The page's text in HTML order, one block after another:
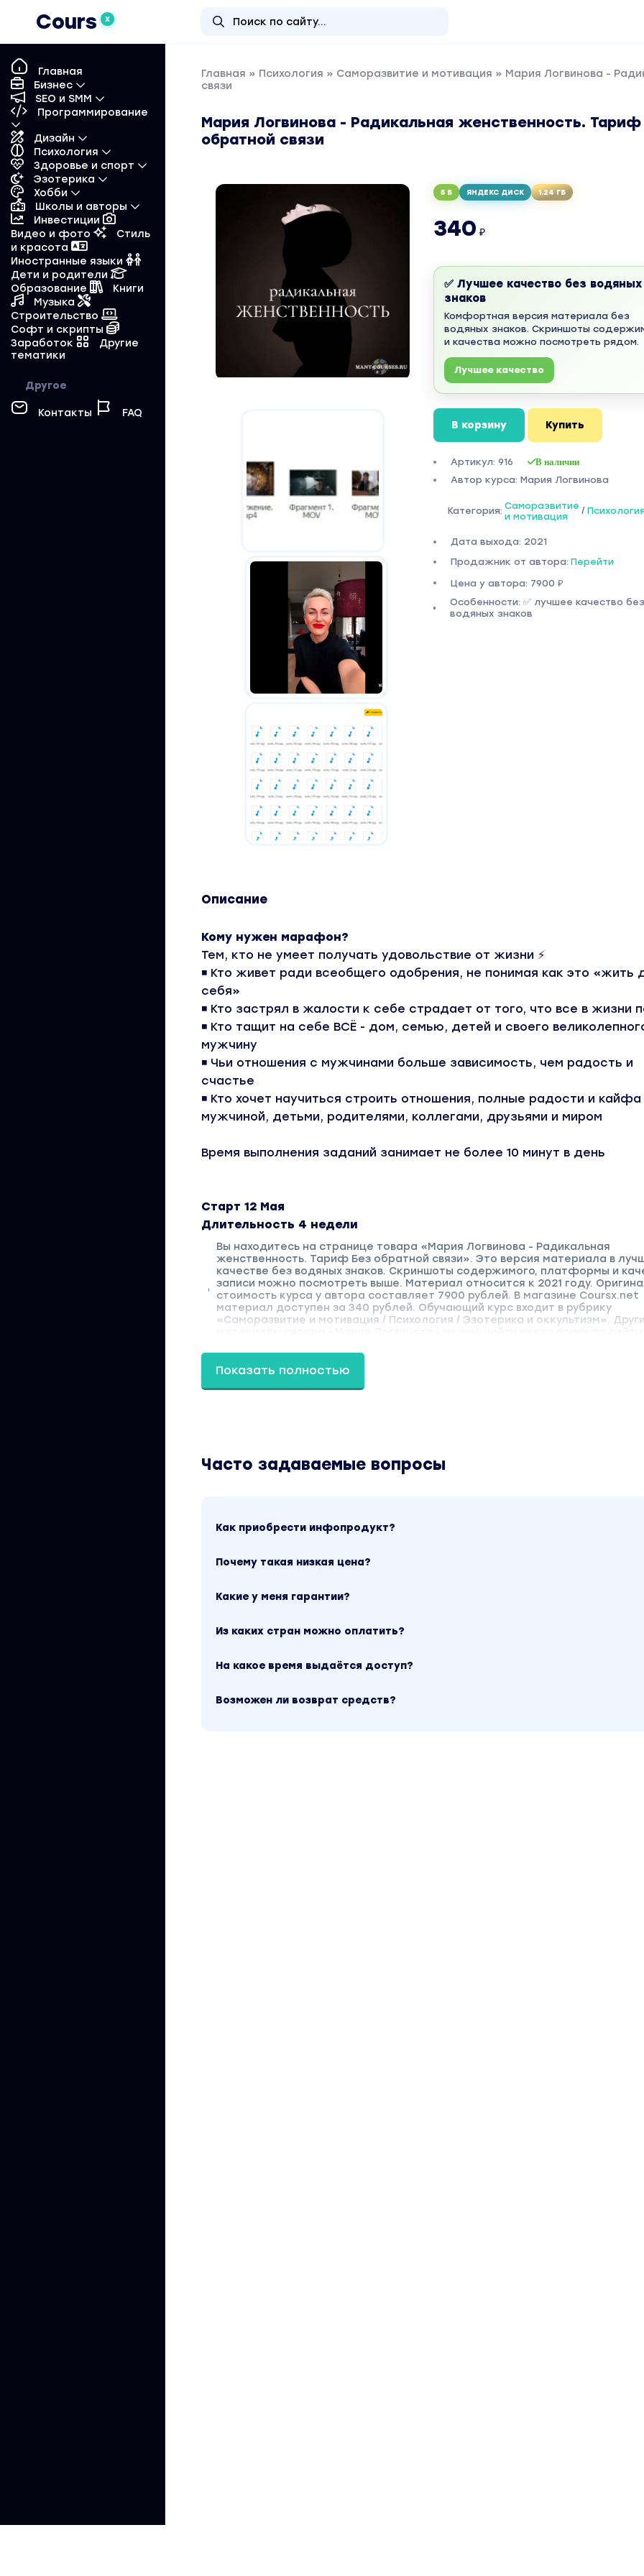
Cours X
Главная
Бизнес
SEO и SMM
Программирование
Дизайн
Психология
Здоровье и спорт
Эзотерика
Хобби
Школы и авторы
Инвестиции
Видео и фото
Стиль
и красота
Иностранные языки
Дети и родители
Образование
Книги
Музыка
Строительство
Софт и скрипты
Заработок
Другие
тематики
Другое
Контакты FAQ
Главная » Психология » Саморазвитие и мотивация » Мария Логвинова -
связи
Мария Логвинова - Радикальная женственность. Тариф
обратной связи
5 Б ЯНДЕКС ДИСК 1.24 ГБ
340 ₽
✅ Лучшее качество без водяных
знаков
Комфортная версия материала без
водяных знаков. Скриншоты
и качества можно посмотреть рядом.
Лучшее качество
В корзину Купить
Артикул: 916 В наличии
Автор курса: Мария Логвинова
Категория: Саморазвитие
и мотивация
/
Дата выхода: 2021
Продажник от автора: Перейти
Цена у автора: 7900 ₽
Особенности: ✅ лучшее качество без
водяных знаков
Описание
Кому нужен марафон?
Тем, кто не умеет получать удовольствие от жизни ⚡️⠀
◾️ Кто живет ради всеобщего одобрения, не понимая как это «жить
себя»
◾️ Кто застрял в жалости к себе страдает от того, что все в жизни
◾️ Кто тащит на себе ВСЁ - дом, семью, детей и своего
мужчину⠀
◾️ Чьи отношения с мужчинами больше зависимость, чем радость и
счастье⠀
◾️ Кто хочет научиться строить отношения, полные радости и кайфа
мужчиной, детьми, родителями, коллегами, друзьями и миром
Время выполнения заданий занимает не более 10 минут в день
Старт 12 Мая
Длительность 4 недели
Вы находитесь на странице товара «Мария Логвинова - Радикальная
женственность. Тариф Без обратной связи». Это версия материала в
качестве без водяных знаков. Скриншоты содержимого, платформы и
записи можно посмотреть выше. Материал относится к 2021 году.
стоимость курса у автора составляет 7900 рублей. В магазине Coursx.net
материал доступен за 340 рублей. Обучающий курс входит в рубрику
«Саморазвитие и мотивация / Психология / Эзотерика и оккультизм».
Показать полностью
Часто задаваемые вопросы
Как приобрести инфопродукт?
Почему такая низкая цена?
Какие у меня гарантии?
Из каких стран можно оплатить?
На какое время выдаётся доступ?
Возможен ли возврат средств?